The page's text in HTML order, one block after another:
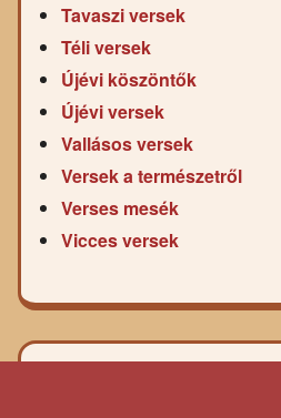
Tavaszi versek
Téli versek
Újévi köszöntők
Újévi versek
Vallásos versek
Versek a természetről
Verses mesék
Vicces versek